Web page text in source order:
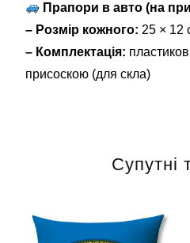
Прапори в авто (на
– Розмір кожного: 25 × 12
– Комплектація:
присоскою (для скла)
Супутні